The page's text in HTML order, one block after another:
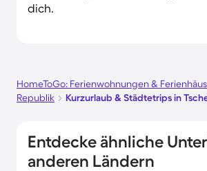
dich.
HomeToGo: Ferienwohnungen &
Republik
Kurzurlaub & Städtetrips in
Entdecke ähnliche
anderen Ländern